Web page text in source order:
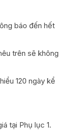
báo đến hết
trên sẽ không
120 ngày kể
tại Phụ lục 1.